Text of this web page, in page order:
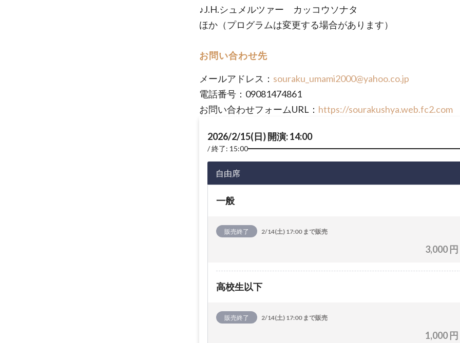
♪J.H.シュメルツァー カッコウソナタ
ほか（プログラムは変更する場合があります）
お問い合わせ先
メールアドレス： souraku_umami2000@yahoo.co.jp
電話番号：09081474861
お問い合わせフォームURL： https://sourakushya.web.fc2.com
2026/2/15(日) 開演: 14:00
終了: 15:00
自由席
一般
販売終了 2/14(土) 17:00 まで販売
3,000 円
高校生以下
販売終了 2/14(土) 17:00 まで販売
1,000 円